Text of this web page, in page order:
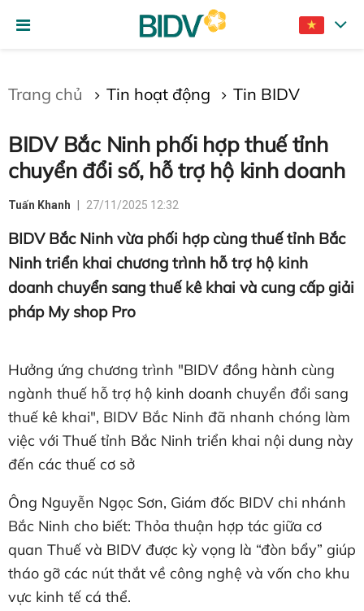
Trang chủ Tin hoạt động Tin BIDV
BIDV Bắc Ninh phối hợp thuế tỉnh
chuyển đổi số, hỗ trợ hộ kinh doanh
Tuấn Khanh 27/11/2025 12:32
BIDV Bắc Ninh vừa phối hợp cùng thuế tỉnh Bắc
Ninh triển khai chương trình hỗ trợ hộ kinh
doanh chuyển sang thuế kê khai và cung cấp giải
pháp My shop Pro
Hưởng ứng chương trình "BIDV đồng hành cùng
ngành thuế hỗ trợ hộ kinh doanh chuyển đổi sang
thuế kê khai", BIDV Bắc Ninh đã nhanh chóng làm
việc với Thuế tỉnh Bắc Ninh triển khai nội dung này
đến các thuế cơ sở
Ông Nguyễn Ngọc Sơn, Giám đốc BIDV chi nhánh
Bắc Ninh cho biết: Thỏa thuận hợp tác giữa cơ
quan Thuế và BIDV được kỳ vọng là “đòn bẩy” giúp
tháo gỡ các nút thắt về công nghệ và vốn cho khu
vực kinh tế cá thể.
Gửi bình luận
Hủy Gửi